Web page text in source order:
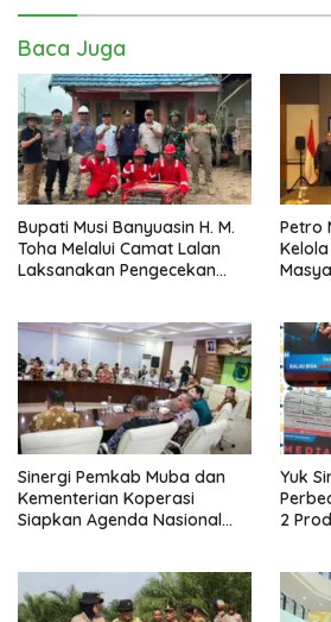
Baca Juga
Bupati Musi Banyuasin H. M.
Toha Melalui Camat Lalan
Laksanakan Pengecekan
Perusahaan
Petro
Masyarakat
Sinergi Pemkab Muba dan
Kementerian Koperasi
Siapkan Agenda Nasional
Pabrik KUD Sejahtera
Dimatangkan
Yuk
2